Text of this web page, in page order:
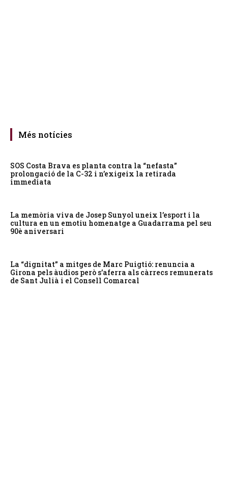
Més notícies
SOS Costa Brava es planta contra la “nefasta”
prolongació de la C-32 i n’exigeix la retirada
immediata
La memòria viva de Josep Sunyol uneix l’esport i la
cultura en un emotiu homenatge a Guadarrama pel seu
90è aniversari
La “dignitat” a mitges de Marc Puigtió: renuncia a
Girona pels àudios però s’aferra als càrrecs remunerats
de Sant Julià i el Consell Comarcal